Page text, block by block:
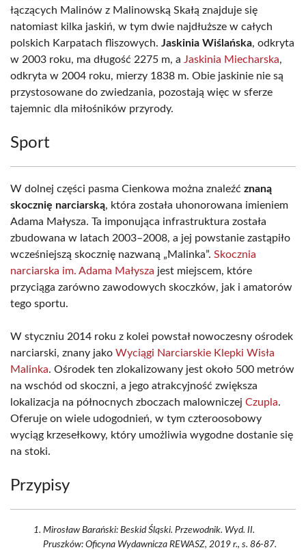
łączących Malinów z Malinowską Skałą znajduje się
natomiast kilka jaskiń, w tym dwie najdłuższe w całych
polskich Karpatach fliszowych. Jaskinia Wiślańska, odkryta
w 2003 roku, ma długość 2275 m, a Jaskinia Miecharska,
odkryta w 2004 roku, mierzy 1838 m. Obie jaskinie nie są
przystosowane do zwiedzania, pozostają więc w sferze
tajemnic dla miłośników przyrody.
Sport
W dolnej części pasma Cienkowa można znaleźć znaną
skocznię narciarską, która została uhonorowana imieniem
Adama Małysza. Ta imponująca infrastruktura została
zbudowana w latach 2003–2008, a jej powstanie zastąpiło
wcześniejszą skocznię nazwaną „Malinka”. Skocznia
narciarska im. Adama Małysza jest miejscem, które
przyciąga zarówno zawodowych skoczków, jak i amatorów
tego sportu.
W styczniu 2014 roku z kolei powstał nowoczesny ośrodek
narciarski, znany jako Wyciągi Narciarskie Klepki Wisła
Malinka. Ośrodek ten zlokalizowany jest około 500 metrów
na wschód od skoczni, a jego atrakcyjność zwiększa
lokalizacja na północnych zboczach malowniczej Czupla.
Oferuje on wiele udogodnień, w tym czteroosobowy
wyciąg krzesełkowy, który umożliwia wygodne dostanie się
na stoki.
Przypisy
Mirosław Barański: Beskid Śląski. Przewodnik. Wyd. II.
Pruszków: Oficyna Wydawnicza REWASZ, 2019 r., s. 86-87.